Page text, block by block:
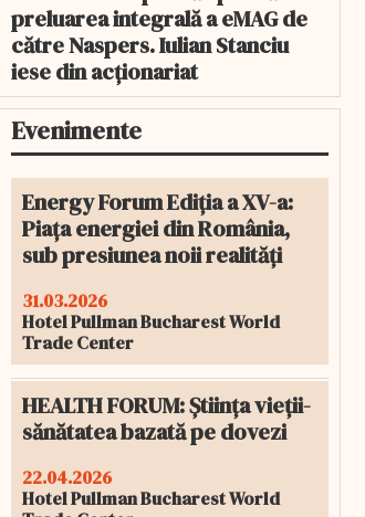
preluarea integrală a eMAG de
către Naspers. Iulian Stanciu
iese din acționariat
Evenimente
Energy Forum Ediția a XV-a:
Piața energiei din România,
sub presiunea noii realități
31.03.2026
Hotel Pullman Bucharest World
Trade Center
HEALTH FORUM: Știința vieții-
sănătatea bazată pe dovezi
22.04.2026
Hotel Pullman Bucharest World